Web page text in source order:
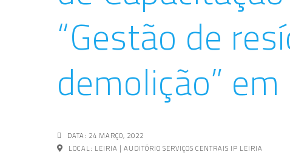
“Gestão de
demolição”
DATA: 24 MARÇO, 2022
LOCAL: LEIRIA | AUDITÓRIO SERVIÇOS CENTRAIS IP LEIRIA